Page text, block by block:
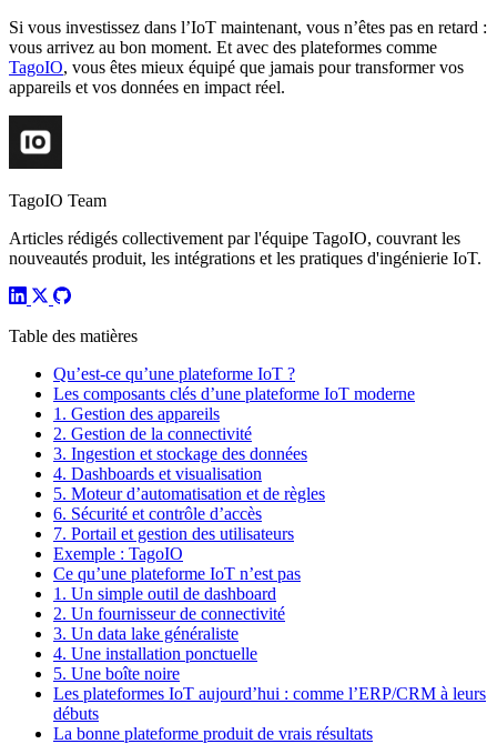
Si vous investissez dans l’IoT maintenant, vous n’êtes pas en retard :
vous arrivez au bon moment. Et avec des plateformes comme
TagoIO, vous êtes mieux équipé que jamais pour transformer vos
appareils et vos données en impact réel.
TagoIO Team
Articles rédigés collectivement par l'équipe TagoIO, couvrant les
nouveautés produit, les intégrations et les pratiques d'ingénierie IoT.
Table des matières
Qu’est-ce qu’une plateforme IoT ?
Les composants clés d’une plateforme IoT moderne
1. Gestion des appareils
2. Gestion de la connectivité
3. Ingestion et stockage des données
4. Dashboards et visualisation
5. Moteur d’automatisation et de règles
6. Sécurité et contrôle d’accès
7. Portail et gestion des utilisateurs
Exemple : TagoIO
Ce qu’une plateforme IoT n’est pas
1. Un simple outil de dashboard
2. Un fournisseur de connectivité
3. Un data lake généraliste
4. Une installation ponctuelle
5. Une boîte noire
Les plateformes IoT aujourd’hui : comme l’ERP/CRM à leurs
débuts
La bonne plateforme produit de vrais résultats